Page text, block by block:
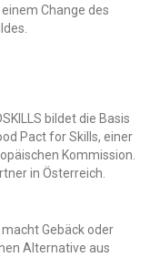
Change des
bildet die Basis
Pact for Skills, einer
Kommission.
in Österreich.
Gebäck oder
Alternative aus